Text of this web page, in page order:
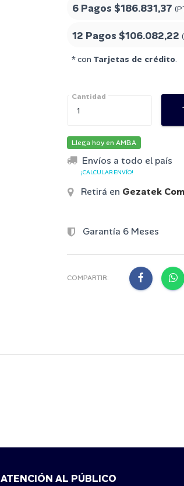
6 Pagos $186.831,37
12 Pagos $106.082,22
* con Tarjetas de crédito
Cantidad
Llega hoy en AMBA
Envíos a todo el país
¡CALCULAR ENVÍO!
Retirá en Gezatek
Garantía 6 Meses
COMPARTIR:
ATENCIÓN AL PÚBLICO